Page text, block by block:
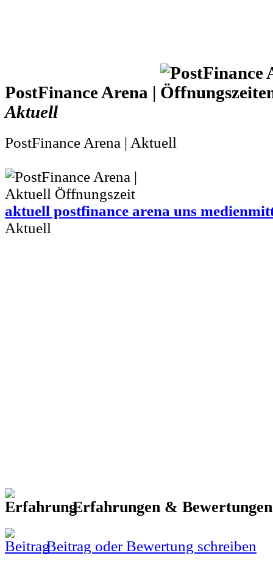
PostFinance Arena |
Aktuell
PostFinance Arena | Aktuell
aktuell postfinance arena uns
Aktuell
Erfahrungen &
Beitrag oder Bewertung schreiben